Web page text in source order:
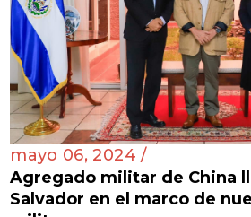
mayo 06, 2024 /
Agregado militar de China
Salvador en el marco de